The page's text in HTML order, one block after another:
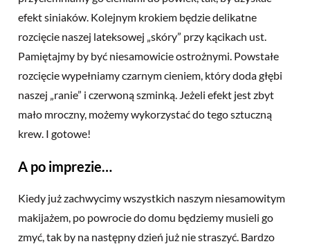
efekt siniaków. Kolejnym krokiem będzie delikatne
rozcięcie naszej lateksowej „skóry” przy kącikach ust.
Pamiętajmy by być niesamowicie ostrożnymi. Powstałe
rozcięcie wypełniamy czarnym cieniem, który doda głębi
naszej „ranie” i czerwoną szminką. Jeżeli efekt jest zbyt
mało mroczny, możemy wykorzystać do tego sztuczną
krew. I gotowe!
A po imprezie…
Kiedy już zachwycimy wszystkich naszym niesamowitym
makijażem, po powrocie do domu będziemy musieli go
zmyć, tak by na następny dzień już nie straszyć. Bardzo